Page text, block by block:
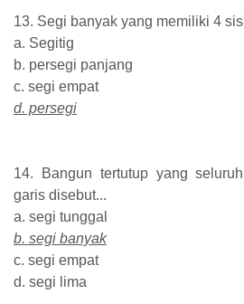
13. Segi banyak yang memiliki 4
a. Segitig
b. persegi panjang
c. segi empat
d. persegi
14. Bangun tertutup yang
garis disebut...
a. segi tunggal
b. segi banyak
c. segi empat
d. segi lima